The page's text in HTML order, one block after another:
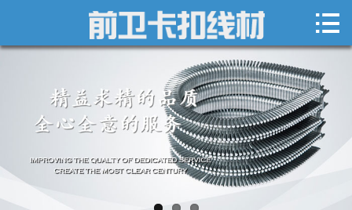
 网站首页
关于我们
新闻中心
产品展示
销售网络
